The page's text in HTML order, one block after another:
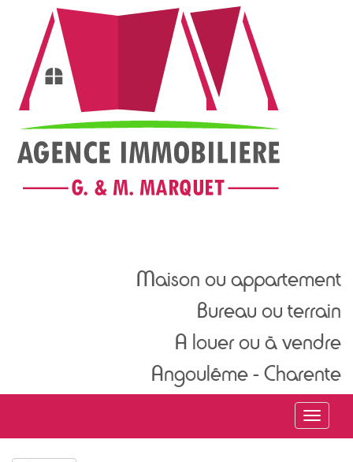
Maison ou appartement
Bureau ou terrain
A louer ou à vendre
Angoulême - Charente
Menu